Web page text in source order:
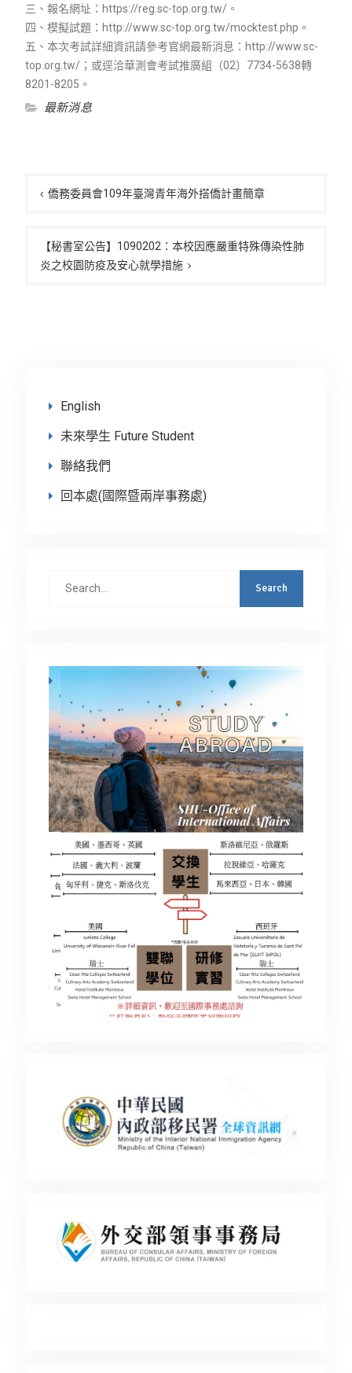
三、報名網址：https://reg.sc-top.org.tw/。
四、模擬試題：http://www.sc-top.org.tw/mocktest.php。
五、本次考試詳細資訊請參考官網最新消息：http://www.sc-
top.org.tw/；或逕洽華測會考試推廣組（02）7734-5638轉
8201-8205。
最新消息
章 僑務委員會109年臺灣青年海外搭僑計畫簡章
【秘書室公告】1090202：本校因應嚴重特殊傳染性肺
炎之校園防疫及安心就學措施
English
未來學生 Future Student
聯絡我們
回本處(國際暨兩岸事務處)